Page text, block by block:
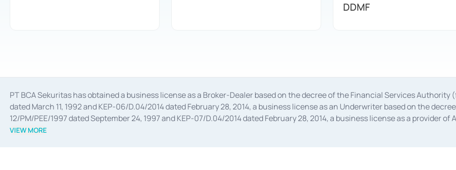
DDMF
PT BCA Sekuritas has obtained a business license as a Broker-Dealer based on the decree of the Financial Services Authority
dated March 11, 1992 and KEP-06/D.04/2014 dated February 28, 2014, a business license as an Underwriter based on the
12/PM/PEE/1997 dated September 24, 1997 and KEP-07/D.04/2014 dated February 28, 2014, a business license as a provider
divestments, and joint ventures based on the decree of the Financial Services Authority Number S-67/PM.21/2014 dated
VIEW MORE